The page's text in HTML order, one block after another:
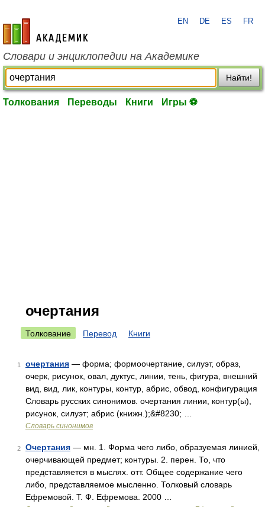
academic.ru
EN DE ES FR
Словари и энциклопедии на Академике
Найти!
Толкования Переводы Книги Игры ⚽
очертания
Толкование Перевод Книги
1 очертания — форма; формоочертание, силуэт, образ,
очерк, рисунок, овал, дуктус, линии, тень, фигура, внешний
вид, вид, лик, контуры, контур, абрис, обвод, конфигурация
Словарь русских синонимов. очертания линии, контур(ы),
рисунок, силуэт; абрис (книжн.);&#8230; …
Словарь синонимов
2 Очертания — мн. 1. Форма чего либо, образуемая линией,
очерчивающей предмет; контуры. 2. перен. То, что
представляется в мыслях. отт. Общее содержание чего
либо, представляемое мысленно. Толковый словарь
Ефремовой. Т. Ф. Ефремова. 2000 …